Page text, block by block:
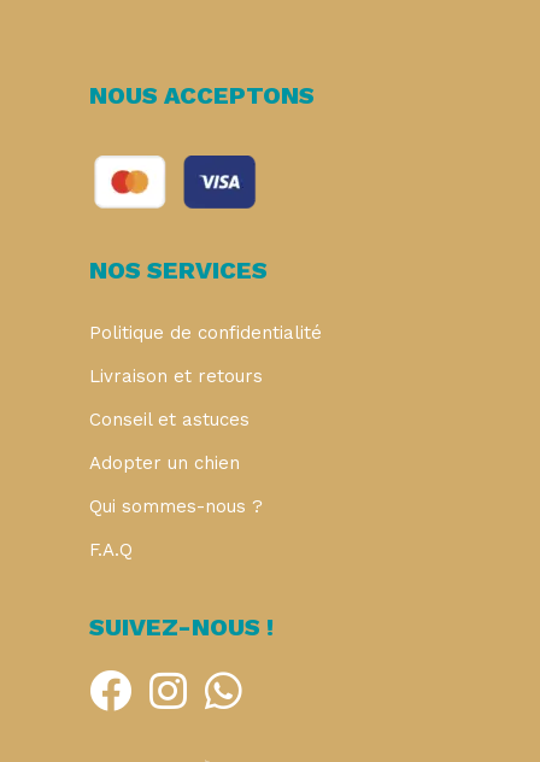
NOUS ACCEPTONS
NOS SERVICES
Politique de confidentialité
Livraison et retours
Conseil et astuces
Adopter un chien
Qui sommes-nous ?
F.A.Q
SUIVEZ-NOUS !